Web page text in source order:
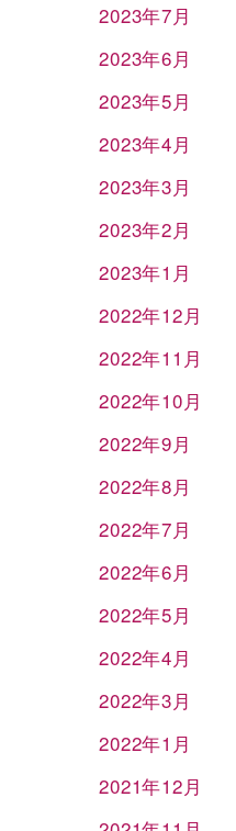
2023年7月
2023年6月
2023年5月
2023年4月
2023年3月
2023年2月
2023年1月
2022年12月
2022年11月
2022年10月
2022年9月
2022年8月
2022年7月
2022年6月
2022年5月
2022年4月
2022年3月
2022年1月
2021年12月